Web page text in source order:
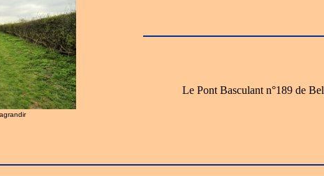
Le Pont Basculant n°189 de